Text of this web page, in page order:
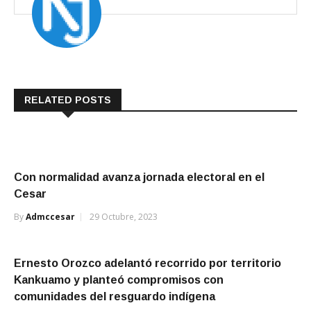
RELATED POSTS
Con normalidad avanza jornada electoral en el
Cesar
ByAdmccesar 29 Octubre, 2023
Ernesto Orozco adelantó recorrido por territorio
Kankuamo y planteó compromisos con
comunidades del resguardo indígena